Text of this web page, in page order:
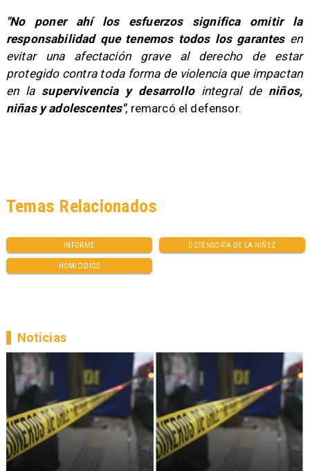
​"No poner ahí los esfuerzos significa omitir la
responsabilidad que tenemos todos los garantes en
evitar una afectación grave al derecho de estar
protegido contra toda forma de violencia que impactan
en la supervivencia y desarrollointegral de niños,
niñas y adolescentes", remarcó el defensor.
INFORME DEFENSORÍA DE LA NIÑEZ
HOMICIDIOS
Temas Relacionados
Noticias